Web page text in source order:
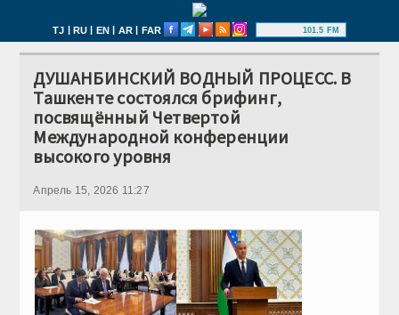
TJ | RU | EN | AR | FAR 101.5 FM
ДУШАНБИНСКИЙ ВОДНЫЙ ПРОЦЕСС. В
Ташкенте состоялся брифинг,
посвящённый Четвертой
Международной конференции
высокого уровня
Апрель 15, 2026 11:27